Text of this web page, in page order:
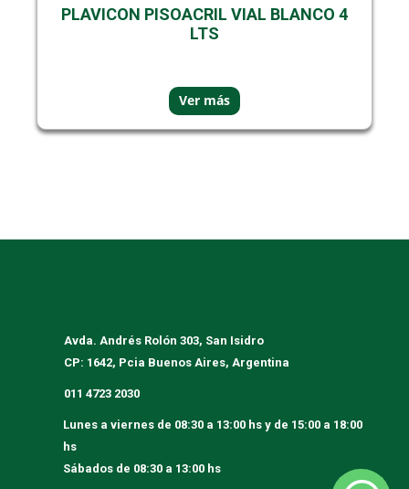
Showing all 6 results
PLAVICON PISOACRIL VIAL BLANCO 4
LTS
Avda. Andrés Rolón 303, San Isidro
CP: 1642, Pcia Buenos Aires, Argentina
011 4723 2030
Lunes a viernesde 08:30 a 13:00 hs y de 15:00 a 18:00
hs
Sábadosde 08:30 a 13:00 hs